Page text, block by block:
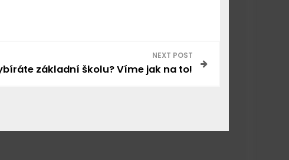
NEXT POST
základní školu? Víme jak na to!